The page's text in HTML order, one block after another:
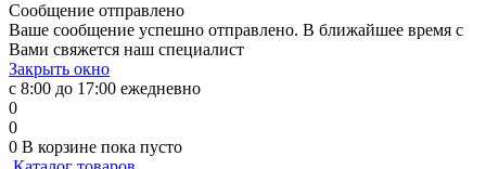
Сообщение отправлено
Ваше сообщение успешно отправлено. В ближайшее время с
Вами свяжется наш специалист
Закрыть окно
с 8:00 до 17:00 ежедневно
0
0
0 В корзине пока пусто